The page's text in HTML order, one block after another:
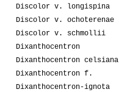
Discolor v. longispina
Discolor v. ochoterenae
Discolor v. schmollii
Dixanthocentron
Dixanthocentron celsiana
Dixanthocentron f.
Dixanthocentron-ignota